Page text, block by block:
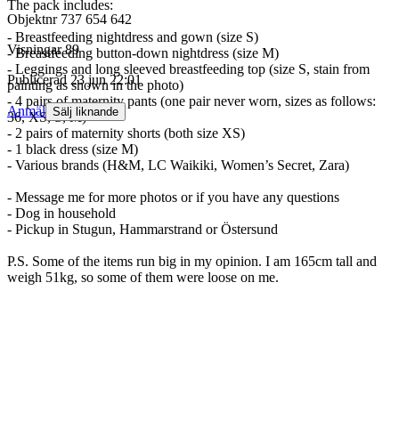
The pack includes:
- Breastfeeding nightdress and gown (size S)
- Breastfeeding button-down nightdress (size M)
- Leggings and long sleeved breastfeeding top (size S, stain from
painting as shown in the photo)
- 4 pairs of maternity pants (one pair never worn, sizes as follows:
36, XS, S, M)
- 2 pairs of maternity shorts (both size XS)
- 1 black dress (size M)
- Various brands (H&M, LC Waikiki, Women’s Secret, Zara)
- Message me for more photos or if you have any questions
- Dog in household
- Pickup in Stugun, Hammarstrand or Östersund
P.S. Some of the items run big in my opinion. I am 165cm tall and
weigh 51kg, so some of them were loose on me.
Objektnr 737 654 642
Visningar 89
Publicerad 23 jun 22:01
Anmäl Sälj liknande